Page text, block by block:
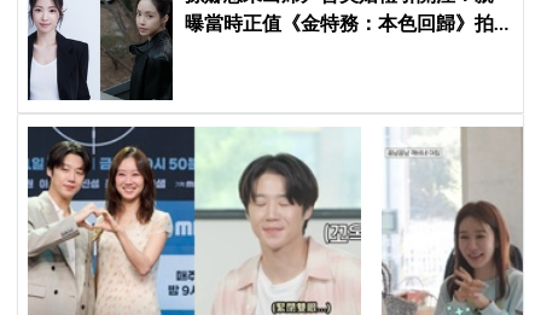
曝當時正值《金特務：本色回歸》拍